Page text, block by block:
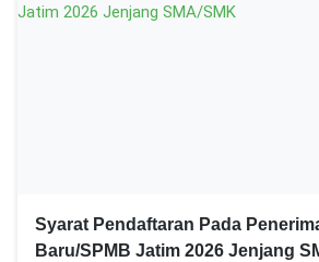
Syarat Pendaftaran Pada
Baru/SPMB Jatim 2026 Jenjang